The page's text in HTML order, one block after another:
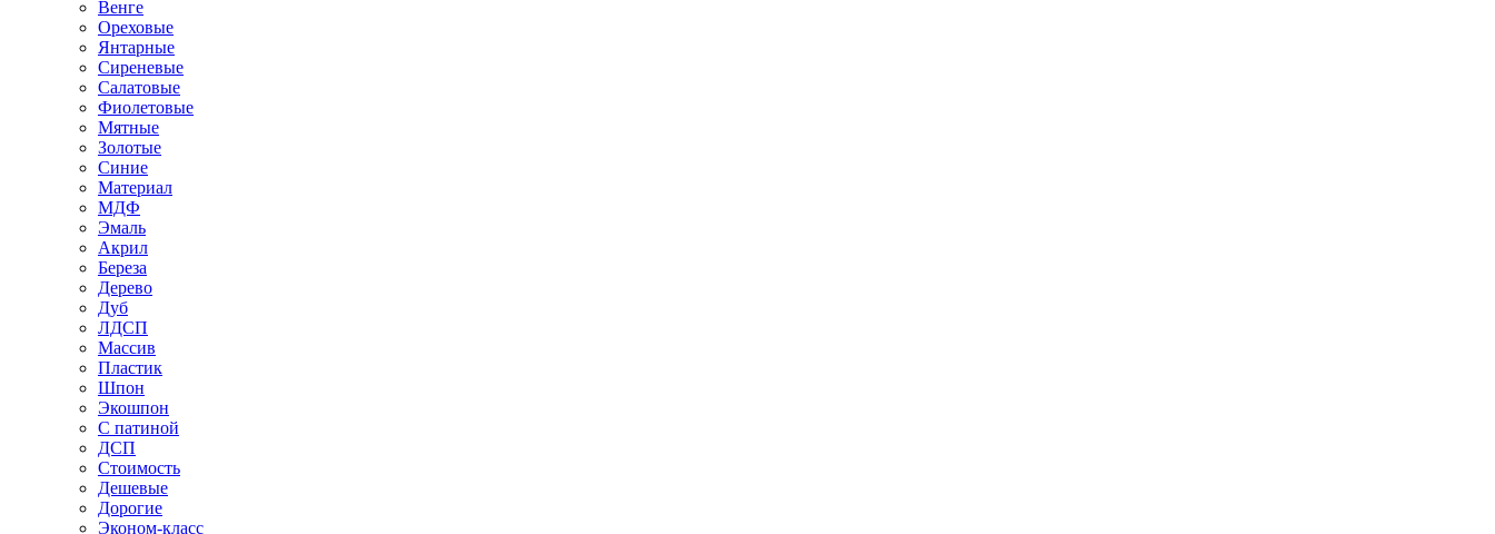
Венге
Ореховые
Янтарные
Сиреневые
Салатовые
Фиолетовые
Мятные
Золотые
Синие
Материал
МДФ
Эмаль
Акрил
Береза
Дерево
Дуб
ЛДСП
Массив
Пластик
Шпон
Экошпон
С патиной
ДСП
Стоимость
Дешевые
Дорогие
Эконом-класс